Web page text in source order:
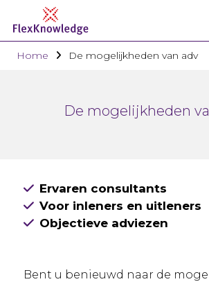
Home De mogelijkheden van adv
De mogelijkheden
Ervaren consultants
Voor inleners en uitleners
Objectieve adviezen
Bent u benieuwd naar de